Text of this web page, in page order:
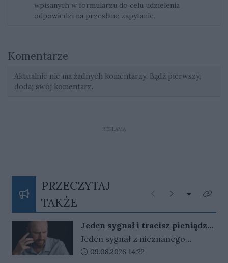
wpisanych w formularzu do celu udzielenia
odpowiedzi na przesłane zapytanie.
Komentarze
Aktualnie nie ma żadnych komentarzy. Bądź pierwszy,
dodaj swój komentarz.
REKLAMA
PRZECZYTAJ
TAKŻE
Poprzednie
Następne
Rozwiń
Kliknij
Jeden sygnał i tracisz pieniądze.
Nigdy nie oddzwaniaj na te
numery
Jeden sygnał z nieznanego
numeru może kosztować nawet
Data dodania artykułu:
09.08.2026 14:22